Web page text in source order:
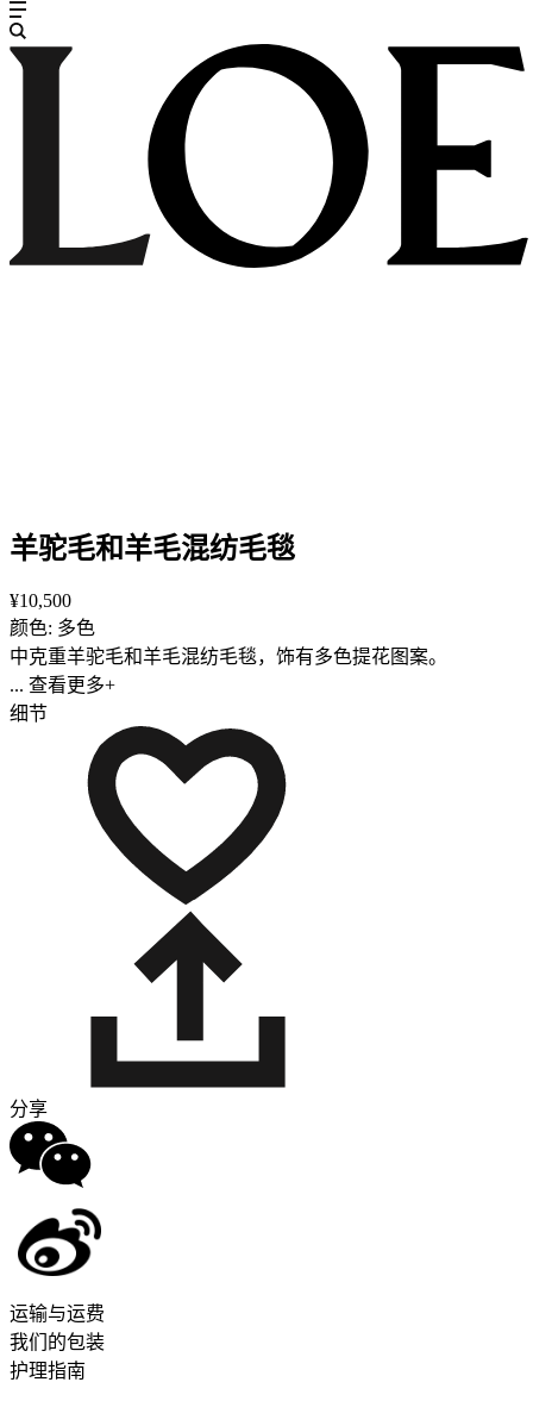
羊驼毛和羊毛混纺毛毯
¥10,500
颜色: 多色
中克重羊驼毛和羊毛混纺毛毯，饰有多色提花图案。
... 查看更多+
细节
分享
运输与运费
我们的包装
护理指南